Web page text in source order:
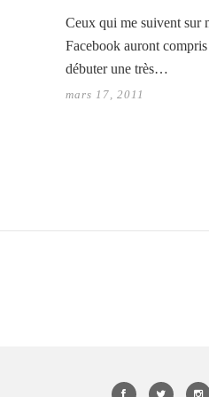
Ceux qui me suivent sur
Facebook auront
débuter une très…
mars 17, 2011